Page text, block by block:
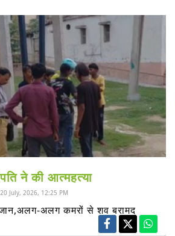
ने की आत्महत्या
20 July, 2026, 12:25 PM
जान,अलग-अलग कमरों से शव बरामद